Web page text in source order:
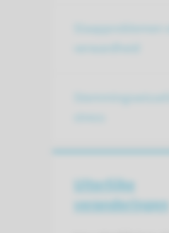
Uiterlijke
veranderingen